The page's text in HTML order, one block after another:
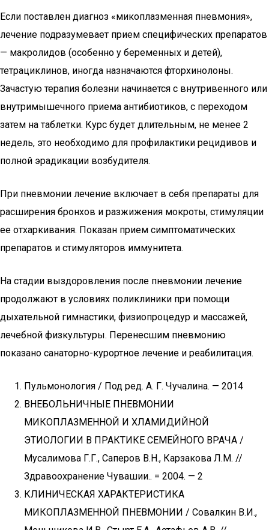
Если поставлен диагноз «микоплазменная пневмония»,
лечение подразумевает прием специфических препаратов
— макролидов (особенно у беременных и детей),
тетрациклинов, иногда назначаются фторхинолоны.
Зачастую терапия болезни начинается с внутривенного или
внутримышечного приема антибиотиков, с переходом
затем на таблетки. Курс будет длительным, не менее 2
недель, это необходимо для профилактики рецидивов и
полной эрадикации возбудителя.
При пневмонии лечение включает в себя препараты для
расширения бронхов и разжижения мокроты, стимуляции
ее отхаркивания. Показан прием симптоматических
препаратов и стимуляторов иммунитета.
На стадии выздоровления после пневмонии лечение
продолжают в условиях поликлиники при помощи
дыхательной гимнастики, физиопроцедур и массажей,
лечебной физкультуры. Перенесшим пневмонию
показано санаторно-курортное лечение и реабилитация.
Пульмонология / Под ред. А. Г. Чучалина. — 2014
ВНЕБОЛЬНИЧНЫЕ ПНЕВМОНИИ
МИКОПЛАЗМЕННОЙ И ХЛАМИДИЙНОЙ
ЭТИОЛОГИИ В ПРАКТИКЕ СЕМЕЙНОГО ВРАЧА /
Мусалимова Г.Г., Саперов В.Н., Карзакова Л.М. //
Здравоохранение Чувашии.. = 2004. — 2
КЛИНИЧЕСКАЯ ХАРАКТЕРИСТИКА
МИКОПЛАЗМЕННОЙ ПНЕВМОНИИ / Совалкин В.И.,